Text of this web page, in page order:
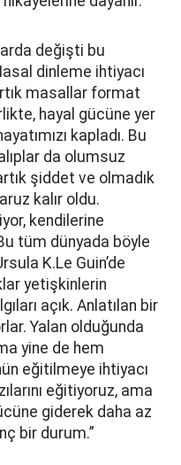
değişti bu
dinleme ihtiyacı
masallar format
hayal gücüne yer
kapladı. Bu
da olumsuz
şiddet ve olmadık
kalır oldu.
kendilerine
tüm dünyada böyle
K.Le Guin’de
yetişkinlerin
açık. Anlatılan bir
Yalan olduğunda
yine de hem
eğitilmeye ihtiyacı
eğitiyoruz, ama
giderek daha az
bir durum.”